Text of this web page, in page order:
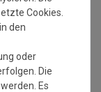
Cookies.
den
oder
Die
Es